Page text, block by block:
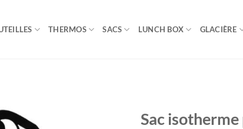
THERMOS SACS LUNCH BOX GLACIÈRE
Sac